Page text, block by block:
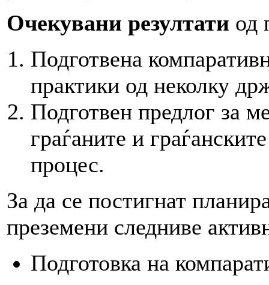
Очекувани резултати од
Подготвена
практики од неколку
Подготвен предлог за
граѓаните и
процес.
За да се постигнат
преземени следниве
Подготовка на